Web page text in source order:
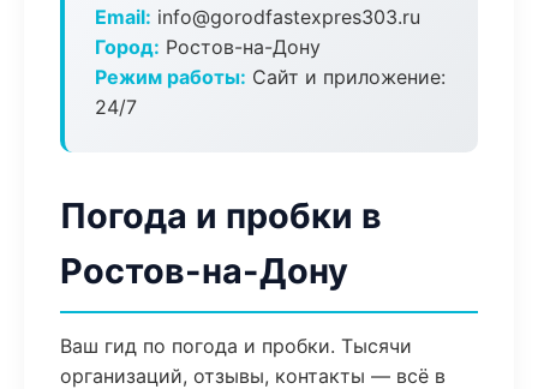
Email: info@gorodfastexpres303.ru
Город: Ростов-на-Дону
Режим работы: Сайт и приложение:
24/7
Погода и пробки в
Ростов-на-Дону
Ваш гид по погода и пробки. Тысячи
организаций, отзывы, контакты — всё в